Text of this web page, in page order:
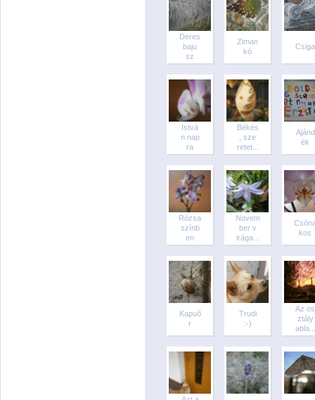
Deres
baju
sz
Ziman
kó
Csiga
Istvá
n nap
ra
Békés
, sze
retet...
Ajánd
ék
Rózsa
színb
en
Novem
ber v
irága...
kos
Kapuő
r
Trudi
:-)
Az os
ztály
abla...